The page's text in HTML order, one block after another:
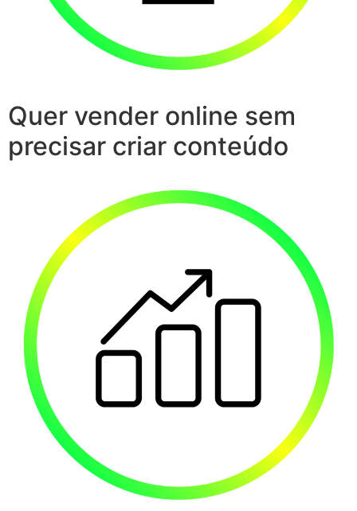
Quer vender online sem
precisar criar conteúdo